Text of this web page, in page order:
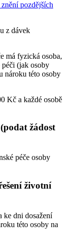
pozdějších
z dávek
má fyzická osoba,
péči (jak osoby
nároku této osoby
Kč a každé osobě
žádost
péče osoby
životní
ke dni dosažení
této osoby na